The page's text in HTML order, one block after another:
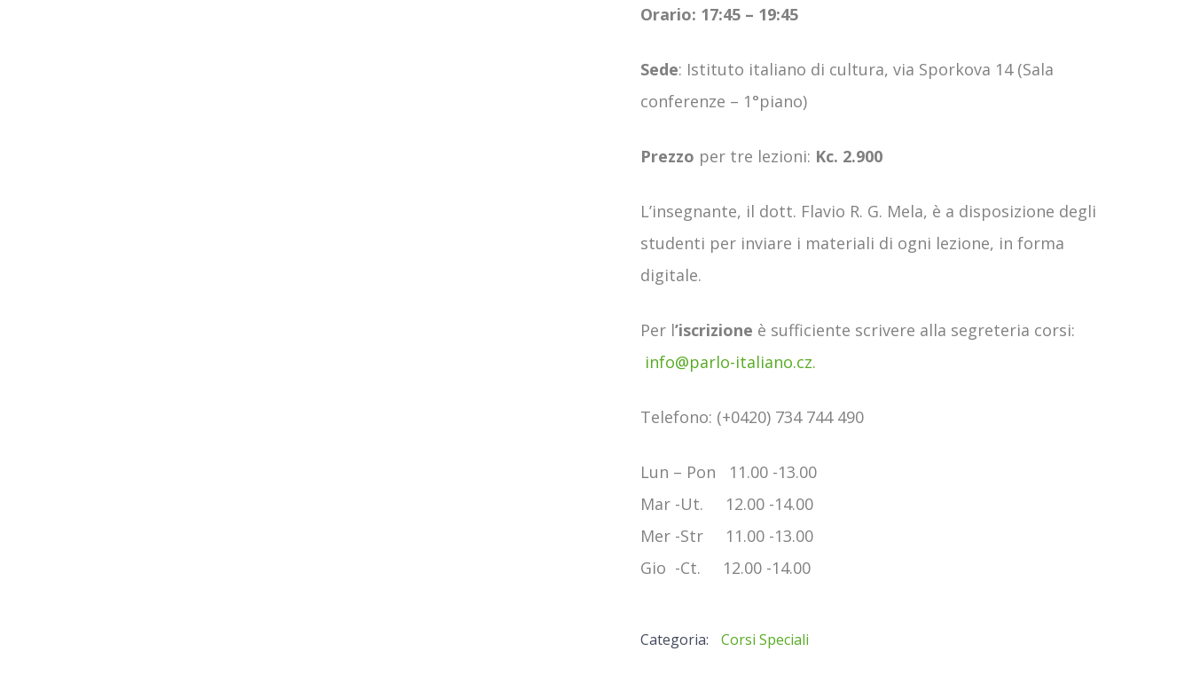
Orario: 17:45 – 19:45
Sede: Istituto italiano di cultura, via Sporkova 14 (Sala
conferenze – 1°piano)
Prezzo per tre lezioni: Kc. 2.900
L’insegnante, il dott. Flavio R. G. Mela, è a disposizione degli
studenti per inviare i materiali di ogni lezione, in forma
digitale.
Per l’iscrizione è sufficiente scrivere alla segreteria corsi:
info@parlo-italiano.cz.
Telefono: (+0420) 734 744 490
Lun – Pon 11.00 -13.00
Mar -Ut. 12.00 -14.00
Mer -Str 11.00 -13.00
Gio -Ct. 12.00 -14.00
Categoria: Corsi Speciali